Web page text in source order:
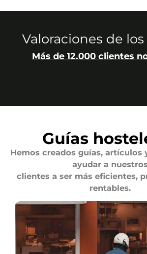
Valoraciones de
Más de 12.000 clientes
Guías
Hemos creados guías, artículos
ayudar a
clientes a ser más eficientes,
rentables.